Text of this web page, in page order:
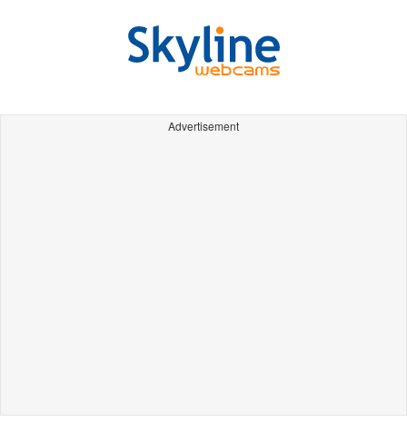
Advertisement